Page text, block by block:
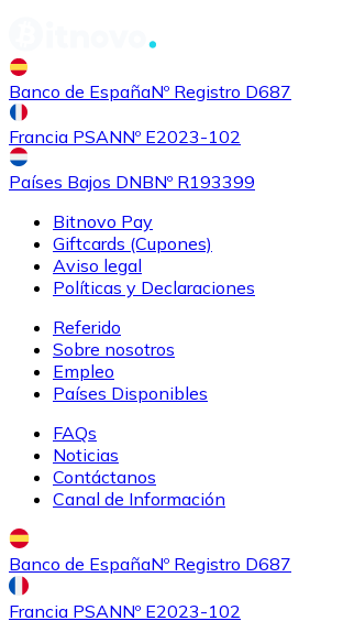
Banco de EspañaNº Registro D687
Francia PSANNº E2023-102
Países Bajos DNBNº R193399
Bitnovo Pay
Giftcards (Cupones)
Aviso legal
Políticas y Declaraciones
Referido
Sobre nosotros
Empleo
Países Disponibles
FAQs
Noticias
Contáctanos
Canal de Información
Banco de EspañaNº Registro D687
Francia PSANNº E2023-102